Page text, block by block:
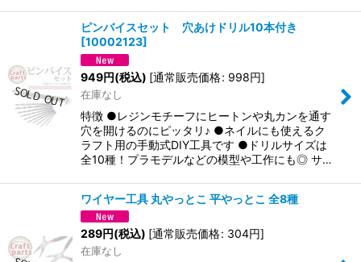
ピンバイスセット 穴あけドリル10本付き
[10002123]
949円(税込) [通常販売価格: 998円]
在庫なし
特徴 ●レジンモチーフにヒートンや丸カンを通す
穴を開けるのにピッタリ♪ ●ネイルにも使えるク
ラフト用の手動式DIY工具です ●ドリルサイズは
全10種！プラモデルなどの模型や工作にも◎ サ…
ワイヤー工具 丸やっとこ 平やっとこ 全8種
289円(税込) [通常販売価格: 304円]
在庫なし